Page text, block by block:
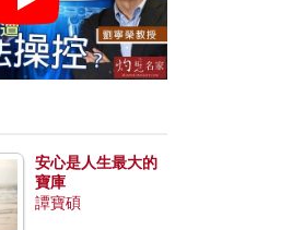
安心是人生最大的
寶庫
譚寶碩